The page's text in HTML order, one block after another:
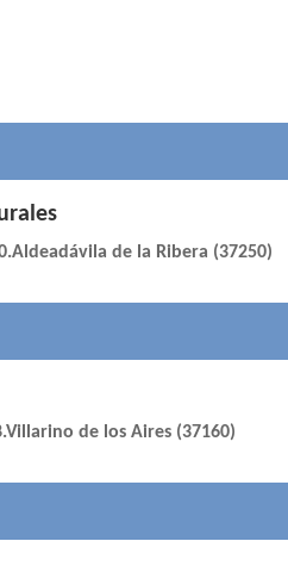
de la Ribera (37250)
de los Aires (37160)